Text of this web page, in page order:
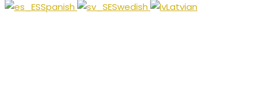
Spanish
Swedish Latvian